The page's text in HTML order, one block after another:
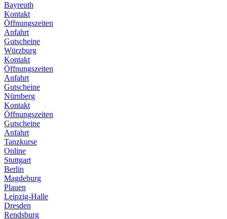
Bayreuth
Kontakt
Öffnungszeiten
Anfahrt
Gutscheine
Würzburg
Kontakt
Öffnungszeiten
Anfahrt
Gutscheine
Nürnberg
Kontakt
Öffnungszeiten
Gutscheine
Anfahrt
Tanzkurse
Online
Stuttgart
Berlin
Magdeburg
Plauen
Leipzig-Halle
Dresden
Rendsburg